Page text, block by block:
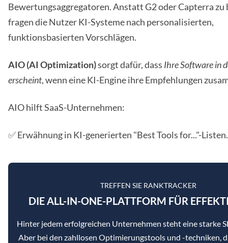
Bewertungsaggregatoren. Anstatt G2 oder Capterra zu
fragen die Nutzer KI-Systeme nach personalisierten,
funktionsbasierten Vorschlägen.
AIO (AI Optimization)sorgt dafür, dass Ihre Software in
erscheint, wenn eine KI-Engine ihre Empfehlungen
AIO hilft SaaS-Unternehmen:
✅ Erwähnung in KI-generierten "Best Tools for..."-Listen.
TREFFEN SIE RANKTRACKER
DIE ALL-IN-ONE-PLATTFORM FÜR
Hinter jedem erfolgreichen Unternehmen steht eine starke
Aber bei den zahllosen Optimierungstools und -techniken,